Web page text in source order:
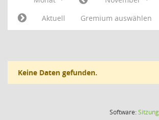
Aktuell
Gremium auswählen
Keine Daten gefunden.
Software: